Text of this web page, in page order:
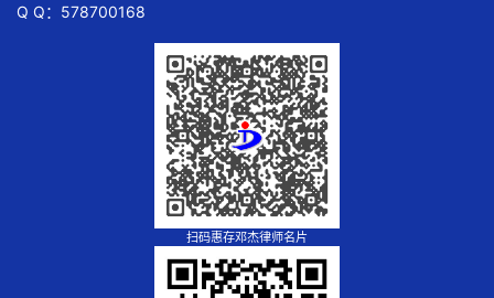
Q Q：578700168
扫码惠存邓杰律师名片